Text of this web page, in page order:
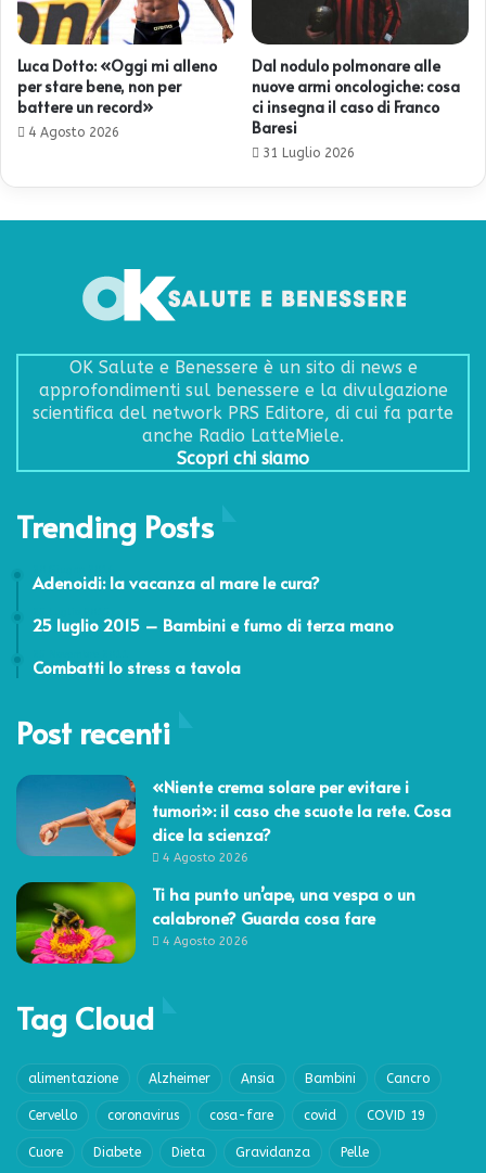
Luca Dotto: «Oggi mi alleno
per stare bene, non per
battere un record»
4 Agosto 2026
Dal nodulo polmonare alle
nuove armi oncologiche: cosa
ci insegna il caso di Franco
Baresi
31 Luglio 2026
OK Salute e Benessere è un sito di news e
approfondimenti sul benessere e la divulgazione
scientifica del network PRS Editore, di cui fa parte
anche Radio LatteMiele.
Scopri chi siamo
Trending Posts
Adenoidi: la vacanza al mare le cura?
25 luglio 2015 – Bambini e fumo di terza mano
Combatti lo stress a tavola
Post recenti
«Niente crema solare per evitare i
tumori»: il caso che scuote la rete. Cosa
dice la scienza?
4 Agosto 2026
Ti ha punto un’ape, una vespa o un
calabrone? Guarda cosa fare
4 Agosto 2026
Tag Cloud
alimentazione Alzheimer Ansia Bambini Cancro
Cervello coronavirus cosa-fare covid COVID 19
Cuore Diabete Dieta Gravidanza Pelle